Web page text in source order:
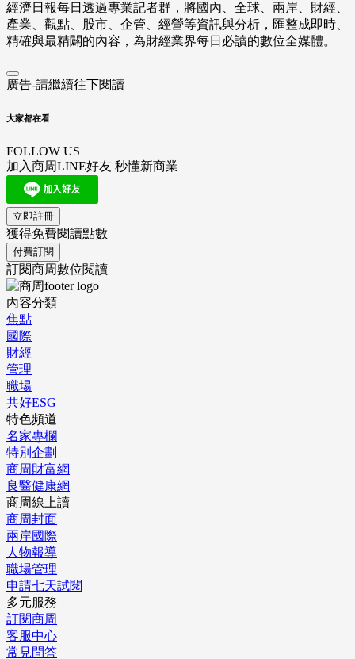
經濟日報每日透過專業記者群，將國內、全球、兩岸、財經、
產業、觀點、股市、企管、經營等資訊與分析，匯整成即時、
精確與最精闢的內容，為財經業界每日必讀的數位全媒體。
廣告-請繼續往下閱讀
大家都在看
FOLLOW US
加入商周LINE好友 秒懂新商業
立即註冊
獲得免費閱讀點數
付費訂閱
訂閱商周數位閱讀
內容分類
焦點
國際
財經
管理
職場
共好ESG
特色頻道
名家專欄
特別企劃
商周財富網
良醫健康網
商周線上讀
商周封面
兩岸國際
人物報導
職場管理
申請七天試閱
多元服務
訂閱商周
客服中心
常見問答